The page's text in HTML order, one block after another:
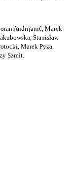
Andrijanić, Marek
Stanisław
Marek Pyza,
Szmit.